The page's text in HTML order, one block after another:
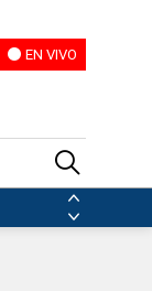
EN VIVO